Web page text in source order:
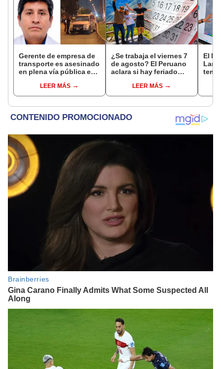
Gerente de empresa de
transporte es asesinado
en plena vía pública en
sobrevivió al ataque
LEER MÁS
¿Se trabaja el viernes 7
de agosto? El Peruano
aclara si hay feriado
del 6 de agosto
LEER MÁS
El
palta